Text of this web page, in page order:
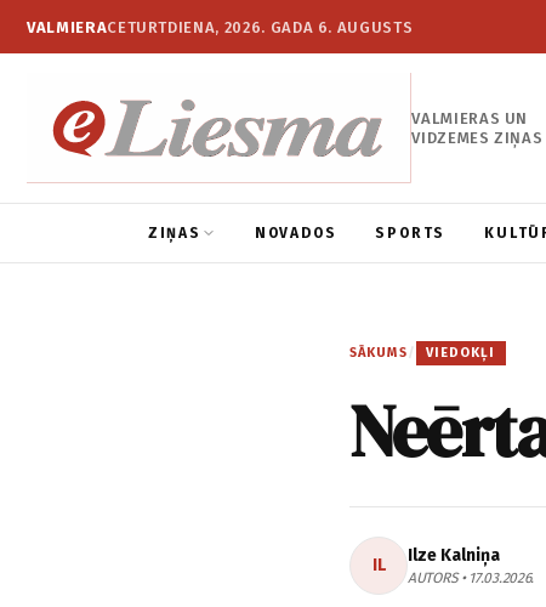
VALMIERACETURTDIENA, 2026. GADA 6. AUGUSTS
VALMIERAS UN
VIDZEMES ZIŅAS
ZIŅAS NOVADOS SPORTS
SĀKUMS / VIEDOKĻI
IL Ilze Kalniņa
AUTORS • 17.03.2026.